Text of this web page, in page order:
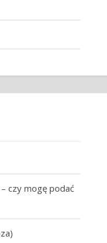
czy mogę podać